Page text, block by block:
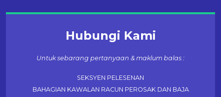
Hubungi Kami
Untuk sebarang pertanyaan & maklum balas :
SEKSYEN PELESENAN
BAHAGIAN KAWALAN RACUN PEROSAK DAN BAJA